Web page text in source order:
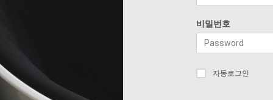
비밀번호
자동로그인